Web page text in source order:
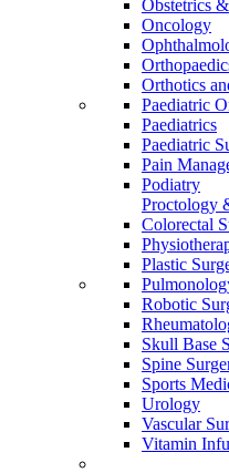
Obstetrics
Oncology
Orthotics
Paediatric
Paediatrics
Paediatric
Pain
Podiatry
Proctology
Colorectal
Plastic
Robotic
Skull Base
Spine
Sports
Urology
Vascular
Vitamin